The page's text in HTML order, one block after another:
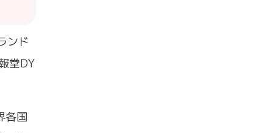
ンド
堂DY
各国